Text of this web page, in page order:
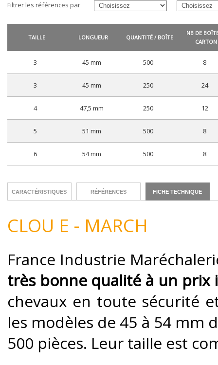
Filtrer les références par
TAILLE LONGUEUR QUANTITÉ / BOÎTE
NB DE
CARTON
3 45 mm 500 8
3 45 mm 250 24
4 47,5 mm 250 12
5 51 mm 500 8
6 54 mm 500 8
CARACTÉRISTIQUES RÉFÉRENCES FICHE TECHNIQUE
CLOU E - MARCH
France Industrie
très bonne qualité à un prix
chevaux en toute sécurité
les modèles de 45 à 54 mm
500 pièces. Leur taille est